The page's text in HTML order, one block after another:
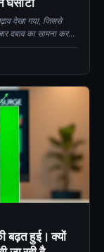
देखा गया, जिससे
दबाव का सामना करना
पर कड़ी नजर रखी जा
बढ़त हुई। क्यों